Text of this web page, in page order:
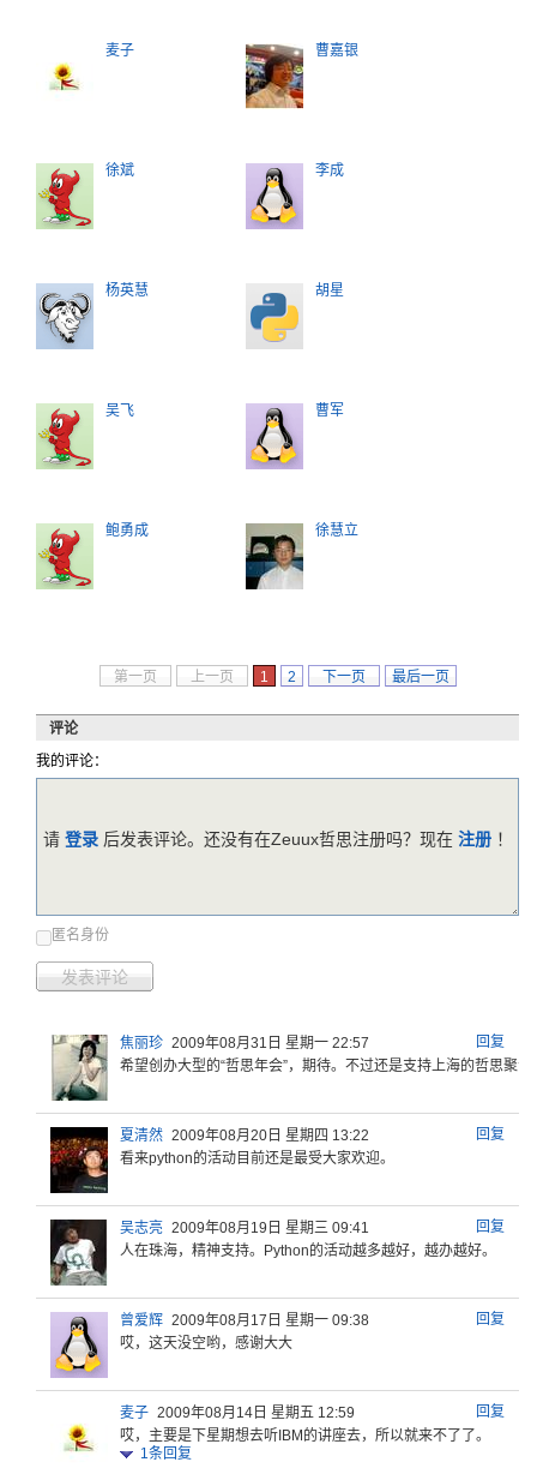
麦子 曹嘉银
徐斌 李成
杨英慧 胡星
吴飞 曹军
鲍勇成 徐慧立
第一页 上一页 1 2 下一页 最后一页
评论
我的评论：
匿名身份
发表评论
请 登录后发表评论。还没有在Zeuux哲思注册吗？现在 注册！
回复
焦丽珍 2009年08月31日 星期一 22:57
希望创办大型的“哲思年会”，期待。不过还是支持上海的哲思聚会
回复
夏清然 2009年08月20日 星期四 13:22
看来python的活动目前还是最受大家欢迎。
回复
吴志亮 2009年08月19日 星期三 09:41
人在珠海， 精神支持。 Python的活动越多越好，越办越好。
回复
曾爱辉 2009年08月17日 星期一 09:38
哎，这天没空哟，感谢大大
回复
麦子 2009年08月14日 星期五 12:59
哎，主要是 下星期想去听IBM的讲座去，所以就来不了 了。
1条回复